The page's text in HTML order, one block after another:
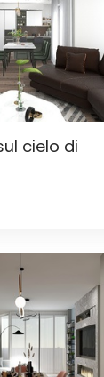
cielo di